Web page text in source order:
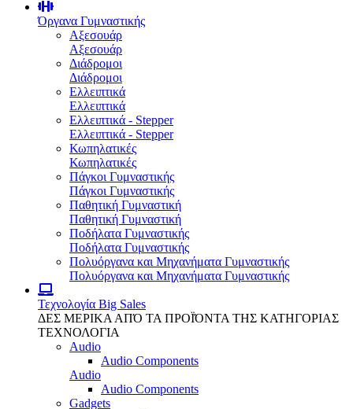
Όργανα Γυμναστικής
Αξεσουάρ
Αξεσουάρ
Διάδρομοι
Διάδρομοι
Ελλειπτικά
Ελλειπτικά
Ελλειπτικά - Stepper
Ελλειπτικά - Stepper
Κωπηλατικές
Κωπηλατικές
Πάγκοι Γυμναστικής
Πάγκοι Γυμναστικής
Παθητική Γυμναστική
Παθητική Γυμναστική
Ποδήλατα Γυμναστικής
Ποδήλατα Γυμναστικής
Πολυόργανα και Μηχανήματα Γυμναστικής
Πολυόργανα και Μηχανήματα Γυμναστικής
Τεχνολογία Big Sales
ΔΕΣ ΜΕΡΙΚΑ ΑΠΌ ΤΑ ΠΡΟΪΌΝΤΑ ΤΗΣ ΚΑΤΗΓΟΡΙΑΣ
ΤΕΧΝΟΛΟΓΙΑ
Audio
Audio Components
Audio
Audio Components
Gadgets